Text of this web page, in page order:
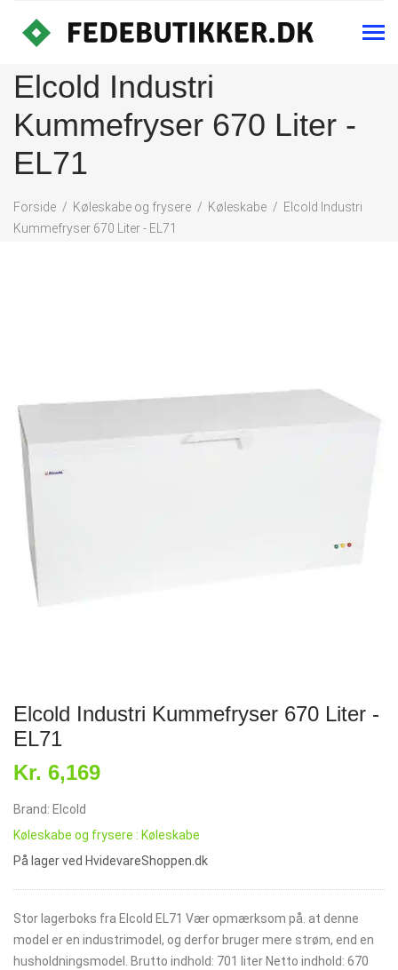
Elcold Industri
Kummefryser 670 Liter -
EL71
Forside Køleskabe og frysere Køleskabe
Elcold Industri
Kummefryser 670 Liter - EL71
Elcold Industri Kummefryser 670 Liter -
EL71
Kr. 6,169
Brand: Elcold
Køleskabe og frysere : Køleskabe
På lager ved HvidevareShoppen.dk
Stor lagerboks fra Elcold EL71 Vær opmærksom på. at denne
model er en industrimodel, og derfor bruger mere strøm, end en
husholdningsmodel. Brutto indhold: 701 liter Netto indhold: 670